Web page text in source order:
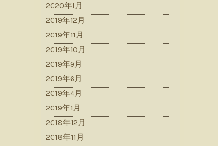
2020年1月
2019年12月
2019年11月
2019年10月
2019年9月
2019年6月
2019年4月
2019年1月
2018年12月
2018年11月